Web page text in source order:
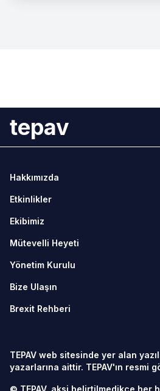
tepav
Hakkımızda
Etkinlikler
Ekibimiz
Mütevelli Heyeti
Yönetim Kurulu
Bize Ulaşın
Brexit Rehberi
TEPAV web sitesinde yer alan
yazarlarına aittir. TEPAV'ın resmi
© TEPAV, aksi belirtilmedikçe her